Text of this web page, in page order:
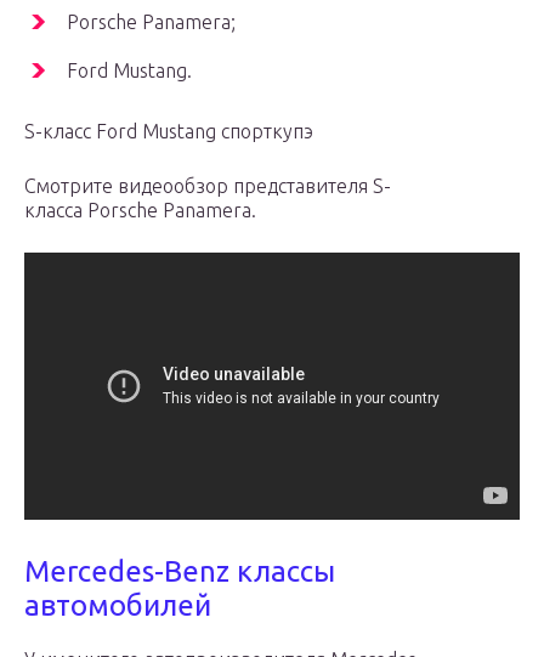
Porsche Panamera;
Ford Mustang.
S-класс Ford Mustang спорткупэ
Смотрите видеообзор представителя S-
класса Porsche Panamera.
Mercedes-Benz классы
автомобилей